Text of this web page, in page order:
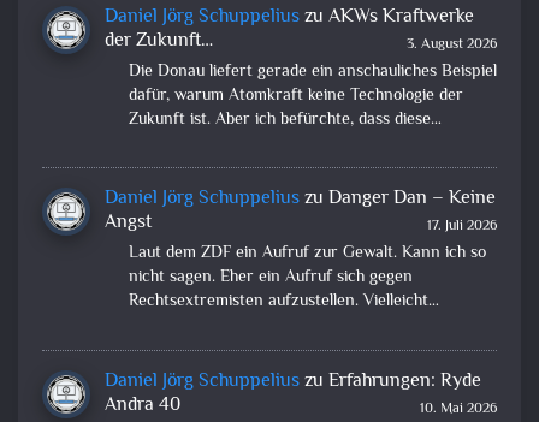
Daniel Jörg Schuppeliuszu AKWs Kraftwerke
der Zukunft…
3. August 2026
Die Donau liefert gerade ein anschauliches Beispiel
dafür, warum Atomkraft keine Technologie der
Zukunft ist. Aber ich befürchte, dass diese…
Daniel Jörg Schuppeliuszu Danger Dan – Keine
Angst
17. Juli 2026
Laut dem ZDF ein Aufruf zur Gewalt. Kann ich so
nicht sagen. Eher ein Aufruf sich gegen
Rechtsextremisten aufzustellen. Vielleicht…
Daniel Jörg Schuppeliuszu Erfahrungen: Ryde
Andra 40
10. Mai 2026